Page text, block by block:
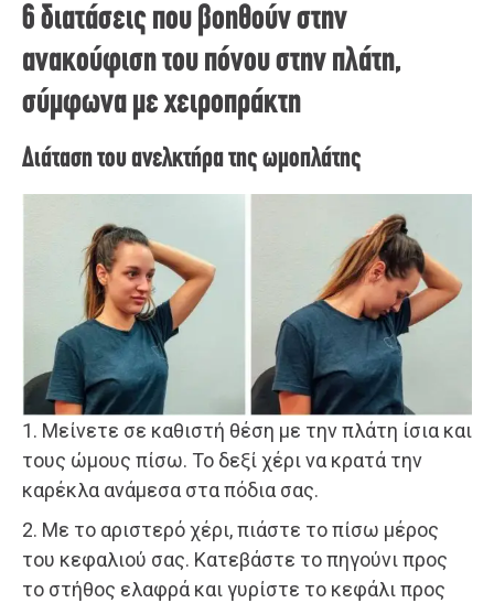
6 διατάσεις που βοηθούν στην
ανακούφιση του πόνου στην πλάτη,
σύμφωνα με χειροπράκτη
Διάταση του ανελκτήρα της ωμοπλάτης
1. Μείνετε σε καθιστή θέση με την πλάτη ίσια και
τους ώμους πίσω. Το δεξί χέρι να κρατά την
καρέκλα ανάμεσα στα πόδια σας.
2. Με το αριστερό χέρι, πιάστε το πίσω μέρος
του κεφαλιού σας. Κατεβάστε το πηγούνι προς
το στήθος ελαφρά και γυρίστε το κεφάλι προς